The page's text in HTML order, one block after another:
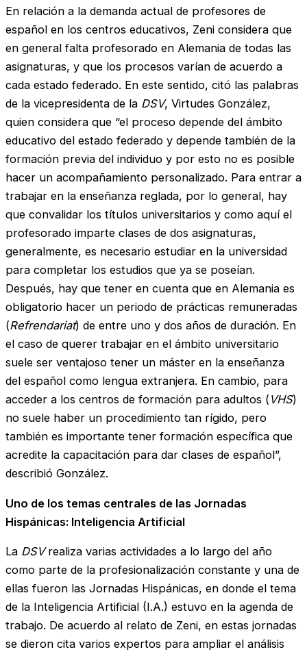
En relación a la demanda actual de profesores de
español en los centros educativos, Zeni considera que
en general falta profesorado en Alemania de todas las
asignaturas, y que los procesos varían de acuerdo a
cada estado federado. En este sentido, citó las palabras
de la vicepresidenta de la DSV, Virtudes González,
quien considera que “el proceso depende del ámbito
educativo del estado federado y depende también de la
formación previa del individuo y por esto no es posible
hacer un acompañamiento personalizado. Para entrar a
trabajar en la enseñanza reglada, por lo general, hay
que convalidar los títulos universitarios y como aquí el
profesorado imparte clases de dos asignaturas,
generalmente, es necesario estudiar en la universidad
para completar los estudios que ya se poseían.
Después, hay que tener en cuenta que en Alemania es
obligatorio hacer un periodo de prácticas remuneradas
(Refrendariat) de entre uno y dos años de duración. En
el caso de querer trabajar en el ámbito universitario
suele ser ventajoso tener un máster en la enseñanza
del español como lengua extranjera. En cambio, para
acceder a los centros de formación para adultos ( VHS)
no suele haber un procedimiento tan rígido, pero
también es importante tener formación específica que
acredite la capacitación para dar clases de español”,
describió González.
Uno de los temas centrales de las Jornadas
Hispánicas: Inteligencia Artificial
La DSVrealiza varias actividades a lo largo del año
como parte de la profesionalización constante y una de
ellas fueron las Jornadas Hispánicas, en donde el tema
de la Inteligencia Artificial (I.A.) estuvo en la agenda de
trabajo. De acuerdo al relato de Zeni, en estas jornadas
se dieron cita varios expertos para ampliar el análisis